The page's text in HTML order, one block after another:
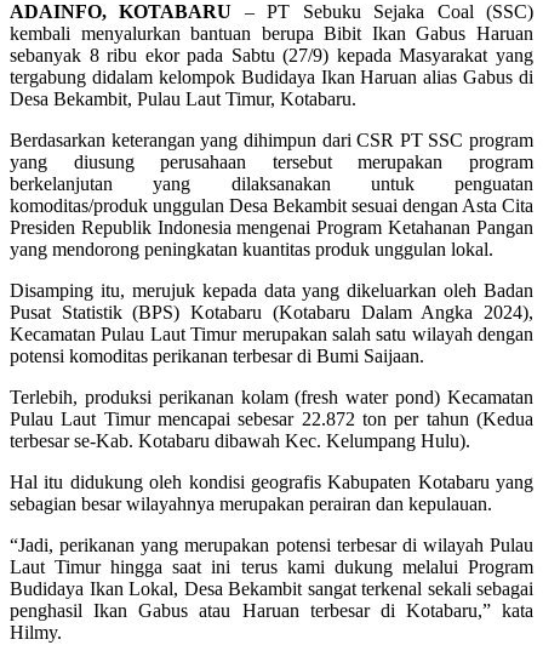
ADAINFO, KOTABARU – PT Sebuku Sejaka Coal (SSC)
kembali menyalurkan bantuan berupa Bibit Ikan Gabus Haruan
sebanyak 8 ribu ekor pada Sabtu (27/9) kepada Masyarakat yang
tergabung didalam kelompok Budidaya Ikan Haruan alias Gabus di
Desa Bekambit, Pulau Laut Timur, Kotabaru.
Berdasarkan keterangan yang dihimpun dari CSR PT SSC program
yang diusung perusahaan tersebut merupakan program
berkelanjutan yang dilaksanakan untuk penguatan
komoditas/produk unggulan Desa Bekambit sesuai dengan Asta Cita
Presiden Republik Indonesia mengenai Program Ketahanan Pangan
yang mendorong peningkatan kuantitas produk unggulan lokal.
Disamping itu, merujuk kepada data yang dikeluarkan oleh Badan
Pusat Statistik (BPS) Kotabaru (Kotabaru Dalam Angka 2024),
Kecamatan Pulau Laut Timur merupakan salah satu wilayah dengan
potensi komoditas perikanan terbesar di Bumi Saijaan.
Terlebih, produksi perikanan kolam (fresh water pond) Kecamatan
Pulau Laut Timur mencapai sebesar 22.872 ton per tahun (Kedua
terbesar se-Kab. Kotabaru dibawah Kec. Kelumpang Hulu).
Hal itu didukung oleh kondisi geografis Kabupaten Kotabaru yang
sebagian besar wilayahnya merupakan perairan dan kepulauan.
“Jadi, perikanan yang merupakan potensi terbesar di wilayah Pulau
Laut Timur hingga saat ini terus kami dukung melalui Program
Budidaya Ikan Lokal, Desa Bekambit sangat terkenal sekali sebagai
penghasil Ikan Gabus atau Haruan terbesar di Kotabaru,” kata
Hilmy.